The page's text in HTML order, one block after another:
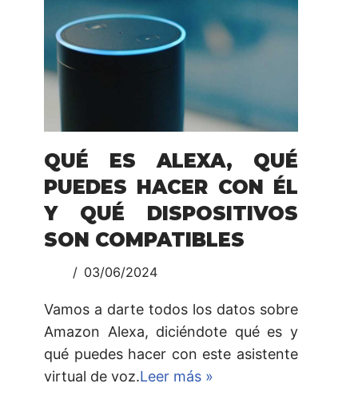
QUÉ ES ALEXA, QUÉ
PUEDES HACER CON ÉL
Y QUÉ DISPOSITIVOS
SON COMPATIBLES
03/06/2024
Vamos a darte todos los datos sobre
Amazon Alexa, diciéndote qué es y
qué puedes hacer con este asistente
virtual de voz.Leer más »